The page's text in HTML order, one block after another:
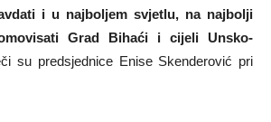
i u najboljem svjetlu, na najbolji
Grad Bihaći i cijeli Unsko-
su predsjednice Enise Skenderović pri